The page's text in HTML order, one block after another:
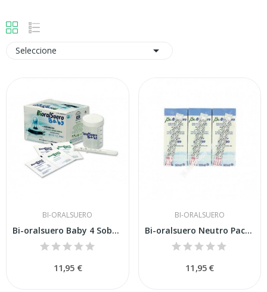
Seleccione 
BI-ORALSUERO
Bi-oralsuero Baby 4 Sobres
11,95 €
BI-ORALSUERO
Bi-oralsuero Neutro Pack 3 200ml
11,95 €